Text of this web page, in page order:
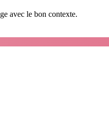
avec le bon contexte.